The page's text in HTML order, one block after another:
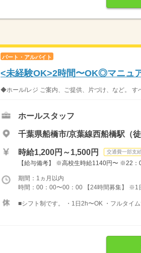
パート・アルバイト
<未経験OK>2時間〜OK◎マニュ
◆ホール/レジ ご案内、ご提供、片づけ、など。 す
ホールスタッフ
千葉県船橋市/京葉線西船橋駅（徒
時給1,200円～1,500円 交通費一部支
【給与備考】 ※高校生時給1140円〜 ※22
期間：1ヵ月以内
時間：00：00〜00：00 【24時間募集】
■シフト制です。 ・1日2h〜OK ・フルタイ